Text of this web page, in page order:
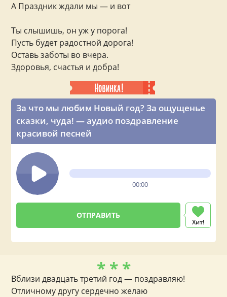
За что мы любим Новый год? За ощущенье
сказки, чуда! — аудио поздравление
красивой песней
00:00
Хит!
А Праздник ждали мы — и вот
Ты слышишь, он уж у порога!
Пусть будет радостной дорога!
Оставь заботы во вчера.
Здоровья, счастья и добра!
* * *
Вблизи двадцать третий год — поздравляю!
Отличному другу сердечно желаю